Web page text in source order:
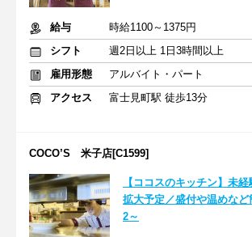
給与
時給1100～1375円
シフト
週2日以上 1日3時間以上
雇用形態
アルバイト・パート
アクセス
富士見町駅 徒歩13分
COCO’S 米子店[C1599]
【ココスのキッチン】未
拡大予定／盛付や温めな
2～